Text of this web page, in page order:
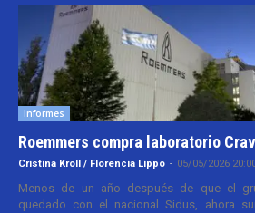
Informes
Roemmers compra laboratorio
Cristina Kroll / Florencia Lippo - 05/05/2026
Menos de un año después de que el
quedado con el nacional Sidus, ahora